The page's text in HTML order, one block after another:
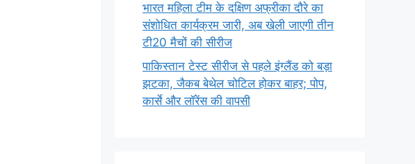
भारत महिला टीम के दक्षिण अफ्रीका दौरे का
संशोधित कार्यक्रम जारी, अब खेली जाएगी तीन
टी20 मैचों की सीरीज
पाकिस्तान टेस्ट सीरीज से पहले इंग्लैंड को बड़ा
झटका, जैकब बेथेल चोटिल होकर बाहर; पोप,
कार्से और लॉरेंस की वापसी